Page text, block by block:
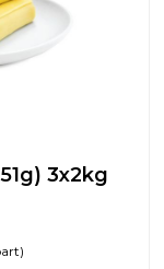
3x2kg